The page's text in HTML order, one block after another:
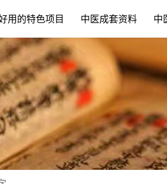
用的特色项目 中医成套资料 中